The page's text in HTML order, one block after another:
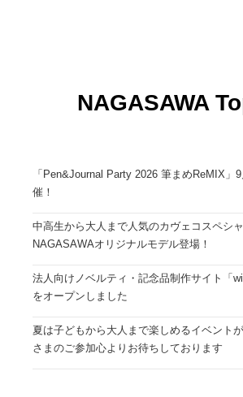
NAGASAWA
「Pen&Journal Party 2026 筆まめReMIX」
催！
中高生から大人まで人気のカヴェコスペシ
NAGASAWAオリジナルモデル登場！
法人向けノベルティ・記念品制作サイト「
をオープンしました
夏は子どもから大人まで楽しめるイベント
さまのご参加心よりお待ちしております